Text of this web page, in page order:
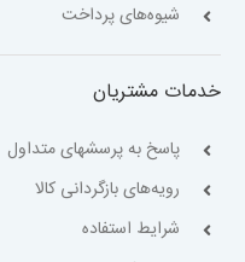
شیوه‌های پرداخت
خدمات مشتریان
پاسخ به پرسشهای متداول
رویه‌های بازگردانی کالا
شرایط استفاده